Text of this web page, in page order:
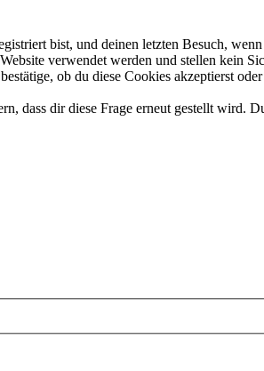
bist, und deinen letzten Besuch,
verwendet werden und stellen kein
ob du diese Cookies akzeptierst
dass dir diese Frage erneut gestellt wird.